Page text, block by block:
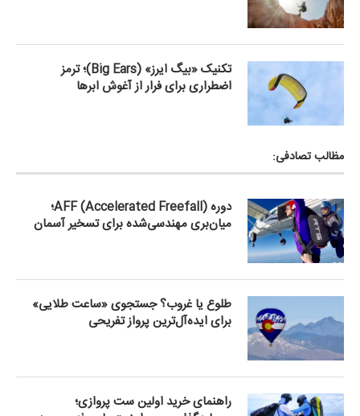
تکنیک «بیگ ایرز» (Big Ears)؛ ترمز
اضطراری برای فرار از آغوش ابرها
مظالب تصادفی:
دوره AFF (Accelerated Freefall)؛
میان‌بری مهندسی‌شده برای تسخیر آسمان
طلوع یا غروب؟ جستجوی «ساعت طلایی»
برای ایده‌آل‌ترین پرواز تفریحی
راهنمای خرید اولین ست پروازی؛